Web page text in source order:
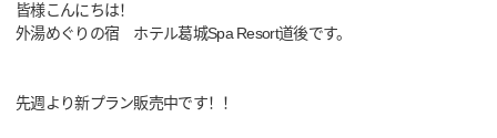
皆様こんにちは！
外湯めぐりの宿 ホテル葛城Spa Resort道後です。
先週より新プラン販売中です！！